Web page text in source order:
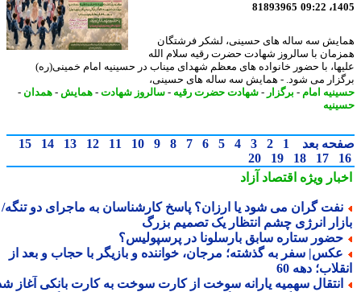
81893965
سه ساله های حسینی، لشکر فرشتگان
با سالروز شهادت حضرت رقیه سلام الله
با حضور خانواده های معظم شهدای میناب در حسینیه امام خمینی(ره)
می شود. - همایش سه ساله های حسینی،
امام -برگزار - شهادت حضرت رقیه -سالروز شهادت-همایش-همدان-
بعد 1
2
3
4
5
6
7
8
9
10
11
12
13
14
15
17
18
19
20
ویژهاقتصاد آزاد
گران می شود یا ارزان؟ پاسخ کارشناسان به ماجرای دو تنگه/
انرژی چشم انتظار یک تصمیم بزرگ
ستاره سابق بارسلونا در پرسپولیس؟
سفر به گذشته؛ مرجان، خواننده و بازیگر با حجاب و بعد از
دهه 60
سهمیه یارانه سوخت از کارت سوخت به کارت بانکی آغاز شد